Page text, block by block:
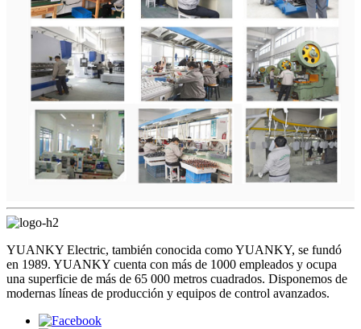
YUANKY Electric, también conocida como YUANKY, se fundó
en 1989. YUANKY cuenta con más de 1000 empleados y ocupa
una superficie de más de 65 000 metros cuadrados. Disponemos de
modernas líneas de producción y equipos de control avanzados.